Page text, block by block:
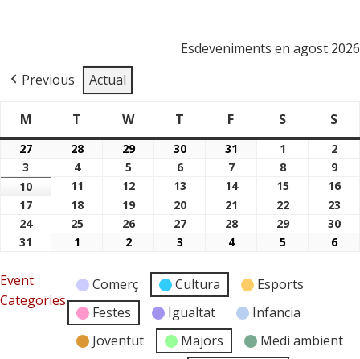
Esdeveniments en agost 2026
Previous
Actual
M
Dilluns
T Dimarts
WDimecres
T F Divendres
S Dissabte
S
27 27/07/2026
28 28/07/2026
2929/07/2026
30 30/07/2026
31 31/07/2026
1 01/08/2026
2
3
03/08/2026
404/08/2026
5 05/08/2026
6 06/08/2026
7 07/08/2026
8 08/08/2026
9
10 10/08/2026
11 11/08/2026
12 12/08/2026
13 13/08/2026
1414/08/2026
15 15/08/2026
16
17 17/08/2026
18 18/08/2026
19 19/08/2026
20 20/08/2026
21 21/08/2026
22 22/08/2026
23
24 24/08/2026
25 25/08/2026
26 26/08/2026
27 27/08/2026
28 28/08/2026
29 29/08/2026
30
31
31/08/2026
1 01/09/2026
2 02/09/2026
3 03/09/2026
404/09/2026
5 05/09/2026
606/
Event
Categories
Comerç Cultura
Esports
Festes
Igualtat
Infancia
Joventut
Majors
Medi ambient